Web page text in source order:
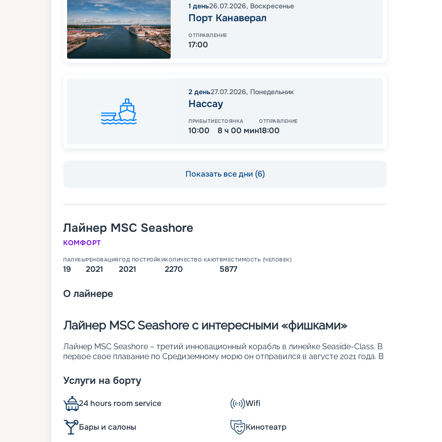
1 день26.07.2026, Воскресенье
Порт Канаверал
ОТПРАВЛЕНИЕ
17:00
2 день27.07.2026, Понедельник
Нассау
ПРИБЫТИЕ
10:00
СТОЯНКА
8 ч 00 мин
ОТПРАВЛЕНИЕ
18:00
Показать все дни (6)
Лайнер MSC Seashore
КОМФОРТ
ПАЛУБЫ
19
РЕНОВАЦИЯ
2021
ГОД ПОСТРОЙКИ
2021
КОЛИЧЕСТВО КАЮТ
2270
ВМЕСТИМОСТЬ (ЧЕЛОВЕК)
5877
О лайнере
Лайнер MSC Seashore с интересными «фишками»
Лайнер MSC Seashore – третий инновационный корабль в линейке Seaside-Class. В
первое свое плавание по Средиземному морю он отправился в августе 2021 года. В
этом лайнере больше всего номеров с индивидуальными балконами. Другие
особенности 19-палубного судна:
• ширина – 41 метр;
• длина – 339 м;
• водоизмещение – более 170 тыс. тонн;
• скорость – 22 узла.
Услуги на борту
24 hours room service Wifi
Бары и салоны Кинотеатр